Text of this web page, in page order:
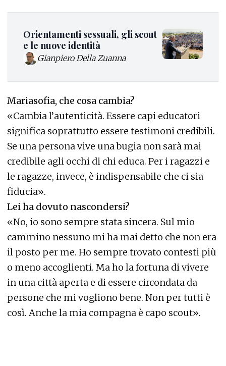
Orientamenti sessuali, gli scout
e le nuove identità
Gianpiero Della Zuanna
Mariasofia, che cosa cambia?
«Cambia l’autenticità. Essere capi educatori
significa soprattutto essere testimoni credibili.
Se una persona vive una bugia non sarà mai
credibile agli occhi di chi educa. Per i ragazzi e
le ragazze, invece, è indispensabile che ci sia
fiducia».
Lei ha dovuto nascondersi?
«No, io sono sempre stata sincera. Sul mio
cammino nessuno mi ha mai detto che non era
il posto per me. Ho sempre trovato contesti più
o meno accoglienti. Ma ho la fortuna di vivere
in una città aperta e di essere circondata da
persone che mi vogliono bene. Non per tutti è
così. Anche la mia compagna è capo scout».